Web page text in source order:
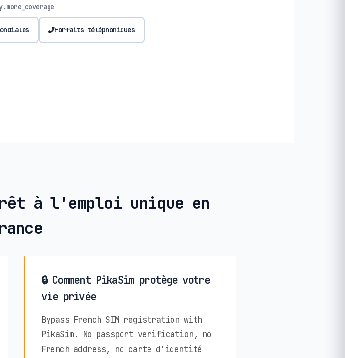
Forfaits téléphoniques
à l'emploi unique en
🔒 Comment PikaSim protège votre
vie privée
Bypass French SIM registration with
PikaSim. No passport verification, no
French address, no carte d'identité